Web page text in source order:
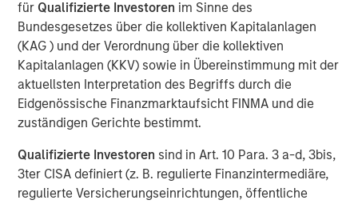
für Qualifizierte Investoren im Sinne des
Bundesgesetzes über die kollektiven Kapitalanlagen
(KAG ) und der Verordnung über die kollektiven
Kapitalanlagen (KKV) sowie in Übereinstimmung mit der
aktuellsten Interpretation des Begriffs durch die
Eidgenössische Finanzmarktaufsicht FINMA und die
zuständigen Gerichte bestimmt.
Qualifizierte Investoren sind in Art. 10 Para. 3 a-d, 3bis,
3ter CISA definiert (z. B. regulierte Finanzintermediäre,
regulierte Versicherungseinrichtungen, öffentliche
As market volatility continues due to inflation, Central
Bank policy, and other concerns, investors may be
seeking ways to add resiliency to their portfolios. It could
therefore be an opportune time to consider the inherently
strategies.
As the name suggests, long-short equity strategies invest